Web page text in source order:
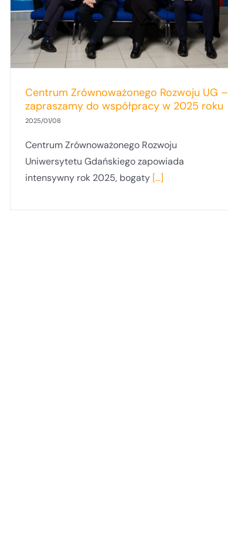
Centrum Zrównoważonego Rozwoju UG –
zapraszamy do współpracy w 2025 roku
2025/01/08
Centrum Zrównoważonego Rozwoju
Uniwersytetu Gdańskiego zapowiada
intensywny rok 2025, bogaty [...]